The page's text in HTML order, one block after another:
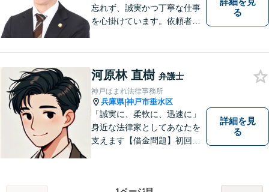
忘れず、誠実かつ丁寧な仕事
を心掛けています。依頼者様
気軽にご相談ください。【交
通事故／相続／労働／男女問
題／刑事事件】
る
河原林 直樹 弁護士
神戸ほまれ法律事務所
兵庫県|神戸市垂水区
「誠実に、柔軟に、迅速に」
身近な法律家としてあなたを
支えます【借金問題】初回相
詳細を見
る